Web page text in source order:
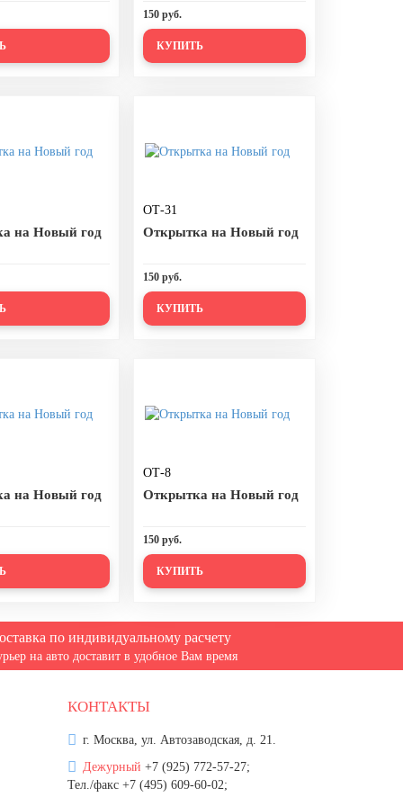
150 руб.
КУПИТЬ
на Новый год
ОТ-31
Открытка на Новый год
150 руб.
КУПИТЬ
на Новый год
ОТ-8
Открытка на Новый год
150 руб.
КУПИТЬ
по индивидуальному расчету
на авто доставит в удобное Вам время
КОНТАКТЫ
г. Москва, ул. Автозаводская, д. 21.
Дежурный +7 (925) 772-57-27;
Тел./факс +7 (495) 609-60-02;